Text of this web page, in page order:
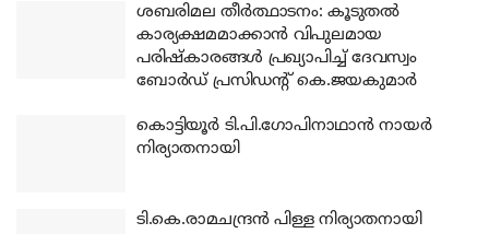
ശബരിമല തീര്‍ത്ഥാടനം: കൂടുതല്‍
കാര്യക്ഷമമാക്കാന്‍ വിപുലമായ
പരിഷ്‌കാരങ്ങള്‍ പ്രഖ്യാപിച്ച് ദേവസ്വം
ബോര്‍ഡ് പ്രസിഡന്റ് കെ.ജയകുമാര്‍
കൊട്ടിയൂര്‍ ടി.പി.ഗോപിനാഥാന്‍ നായര്‍
നിര്യാതനായി
ടി.കെ.രാമചന്ദ്രന്‍ പിള്ള നിര്യാതനായി